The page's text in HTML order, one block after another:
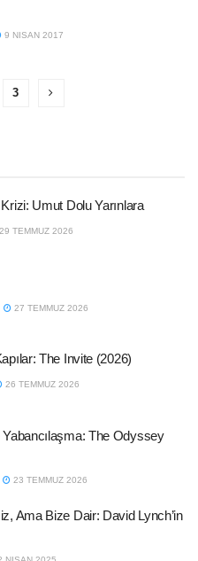
9 NISAN 2017
3
Umut Dolu Yarınlara
29 TEMMUZ 2026
27 TEMMUZ 2026
The Invite (2026)
26 TEMMUZ 2026
The Odyssey
23 TEMMUZ 2026
Ama Bize Dair: David Lynch’in